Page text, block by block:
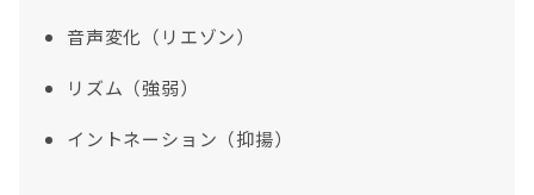
音声変化（リエゾン）
リズム（強弱）
イントネーション（抑揚）